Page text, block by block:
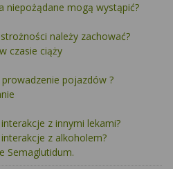
niepożądane mogą wystąpić?
należy zachować?
czasie ciąży
prowadzenie pojazdów ?
z innymi lekami?
z alkoholem?
Semaglutidum.